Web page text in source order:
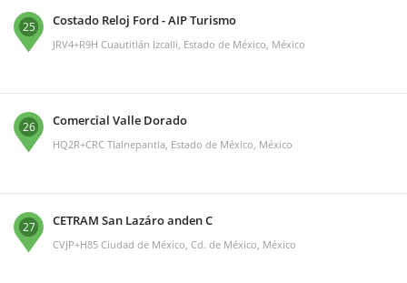
25 Costado Reloj Ford - AIP Turismo
JRV4+R9H Cuautitlán Izcalli, Estado de México, México
26 Comercial Valle Dorado
HQ2R+CRC Tlalnepantla, Estado de México, México
27 CETRAM San Lazáro anden C
CVJP+H85 Ciudad de México, Cd. de México, México